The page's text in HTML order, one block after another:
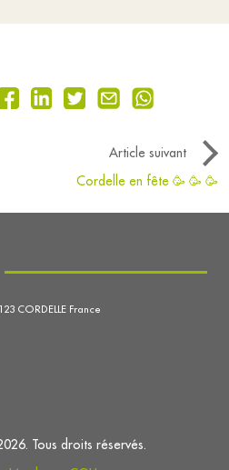
Article suivant
Cordelle en fête 🥳 🥳 🥳
CORDELLE France
Tous droits réservés.